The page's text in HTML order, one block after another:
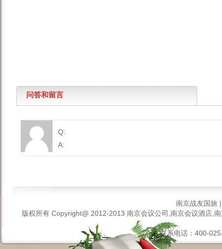
问答和留言
Q:
A:
南京战友国旅
版权所有 Copyright@ 2012-2013 南京会议公司,南京会议酒店,
联系电话：400-